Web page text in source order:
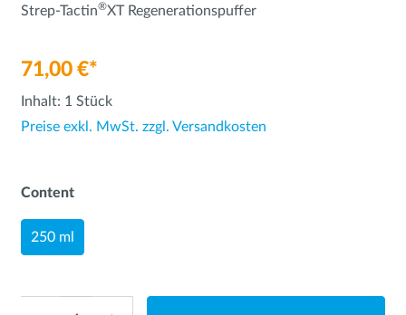
Strep-Tactin®XT Regenerationspuffer
71,00 €*
Inhalt: 1 Stück
Preise exkl. MwSt. zzgl. Versandkosten
Content
250 ml